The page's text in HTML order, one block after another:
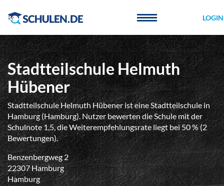
LOGIN
Stadtteilschule Helmuth
Hübener
Stadtteilschule Helmuth Hübener ist eine Stadtteilschule in
Hamburg (Hamburg). Nutzer bewerten die Schule mit der
Schulnote 1,5, die Weiterempfehlungsrate liegt bei 50 % (2
Bewertungen).
Benzenbergweg 2
22307 Hamburg
Hamburg